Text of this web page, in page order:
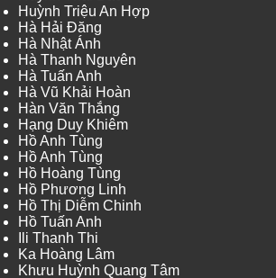
Huỳnh Triệu An Hợp
Hà Hải Đăng
Hà Nhật Ánh
Hà Thanh Nguyên
Hà Tuấn Anh
Hà Vũ Khải Hoàn
Hàn Văn Thắng
Hạng Duy Khiêm
Hồ Anh Tùng
Hồ Anh Tùng
Hồ Hoàng Tùng
Hồ Phương Linh
Hồ Thị Diễm Chinh
Hồ Tuấn Anh
Ili Thanh Thi
Ka Hoàng Lâm
Khưu Huỳnh Quang Tâm